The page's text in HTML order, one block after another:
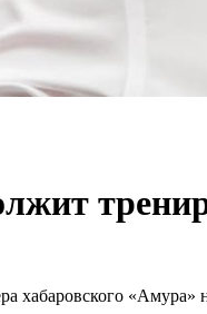
хабаровского «Амура»